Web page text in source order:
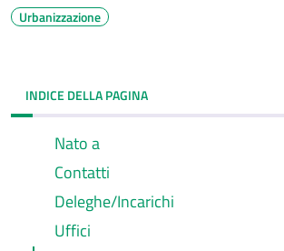
Urbanizzazione
INDICE DELLA PAGINA
Nato a
Contatti
Deleghe/Incarichi
Uffici